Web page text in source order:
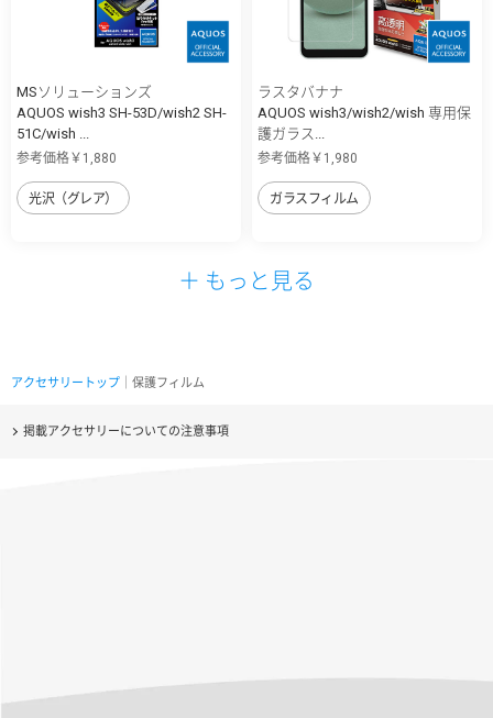
MSソリューションズ
AQUOS wish3 SH-53D/wish2 SH-
51C/wish ...
参考価格￥1,880
光沢（グレア）
ラスタバナナ
AQUOS wish3/wish2/wish 専用保
護ガラス...
参考価格￥1,980
ガラスフィルム
＋ もっと見る
アクセサリートップ ｜保護フィルム
掲載アクセサリーについての注意事項